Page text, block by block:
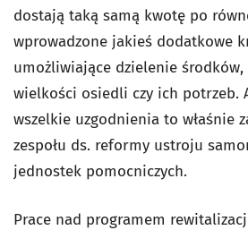
dostają taką samą kwotę po
wprowadzone jakieś dodatkowe
umożliwiające dzielenie środków,
wielkości osiedli czy ich potrzeb.
wszelkie uzgodnienia to właśnie
zespołu ds. reformy ustroju
jednostek pomocniczych.
Prace nad programem